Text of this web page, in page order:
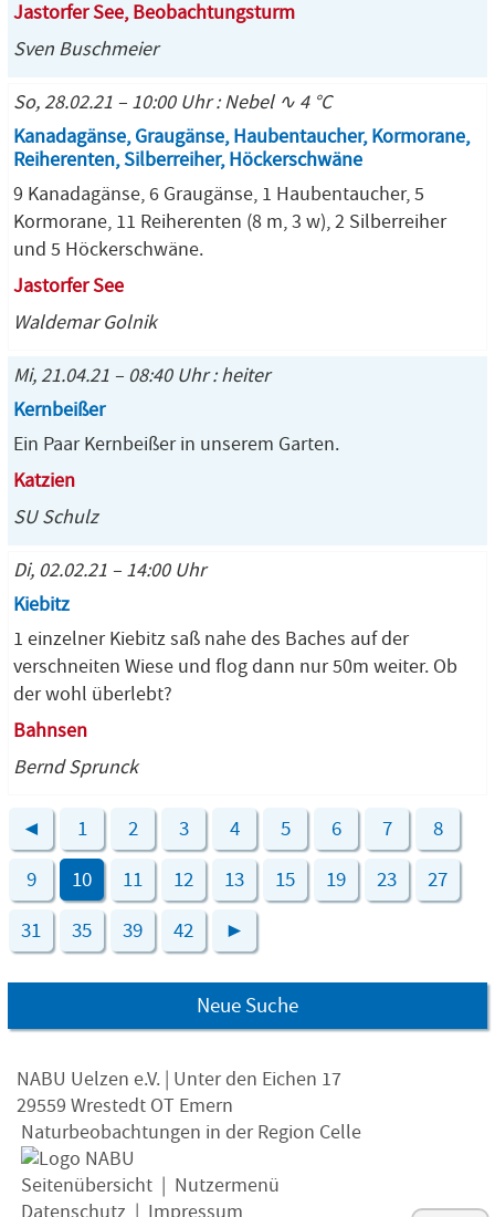
Jastorfer See, Beobachtungsturm
Sven Buschmeier
So, 28.02.21 – 10:00 Uhr : Nebel ∿ 4 °C
Kanadagänse, Graugänse, Haubentaucher, Kormorane,
Reiherenten, Silberreiher, Höckerschwäne
9 Kanadagänse, 6 Graugänse, 1 Haubentaucher, 5
Kormorane, 11 Reiherenten (8 m, 3 w), 2 Silberreiher
und 5 Höckerschwäne.
Jastorfer See
Waldemar Golnik
Mi, 21.04.21 – 08:40 Uhr : heiter
Kernbeißer
Ein Paar Kernbeißer in unserem Garten.
Katzien
SU Schulz
Di, 02.02.21 – 14:00 Uhr
Kiebitz
1 einzelner Kiebitz saß nahe des Baches auf der
verschneiten Wiese und flog dann nur 50m weiter. Ob
der wohl überlebt?
Bahnsen
Bernd Sprunck
◄ 1 2 3 4 5 6 7 8
9 10 11 12 13 15 19 23 27
31 35 39 42 ►
Neue Suche
NABU Uelzen e.V. | Unter den Eichen 17
29559 Wrestedt OT Emern
Naturbeobachtungen in der Region Celle
Seitenübersicht
Nutzermenü
Datenschutz
Impressum